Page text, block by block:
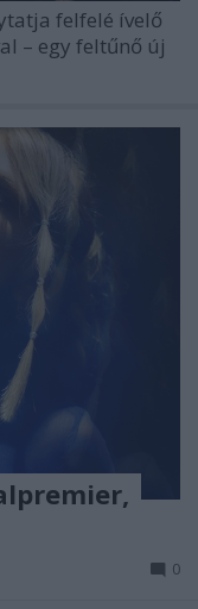
felfelé ívelő
– egy feltűnő új
0